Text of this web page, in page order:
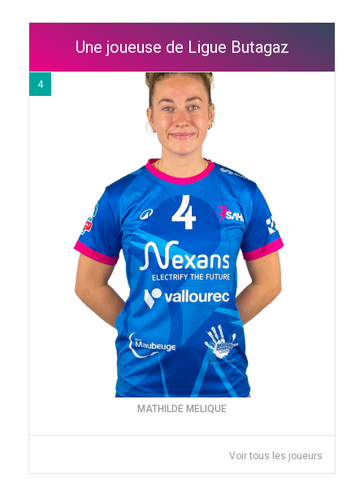
Une joueuse de Ligue Butagaz
4
MATHILDE MELIQUE
Voir tous les joueurs